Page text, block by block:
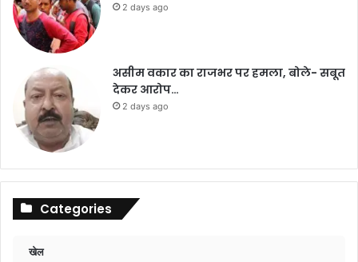
2 days ago
असीम वकार का राजभर पर हमला, बोले- सबूत
देकर आरोप…
2 days ago
Categories
खेल